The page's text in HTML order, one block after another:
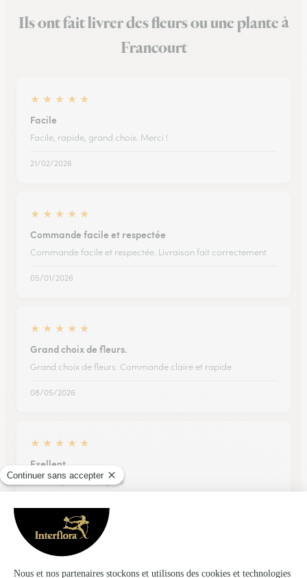
Ils ont fait livrer des fleurs ou une plante à
Francourt
★ ★ ★ ★ ★
Facile
Facile, rapide, grand choix. Merci !
21/02/2026
★ ★ ★ ★ ★
Commande facile et respectée
Commande facile et respectée. Livraison fait correctement
05/01/2026
★ ★ ★ ★ ★
Grand choix de fleurs.
Grand choix de fleurs. Commande claire et rapide
08/05/2026
★ ★ ★ ★ ★
Exellent
Exellent , service rapide
01/01/2026
Trustpilot Échantillon d'avis clients fourni via Trustpilot.